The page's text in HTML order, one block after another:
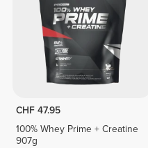
CHF 47.95
100% Whey Prime + Creatine
907g